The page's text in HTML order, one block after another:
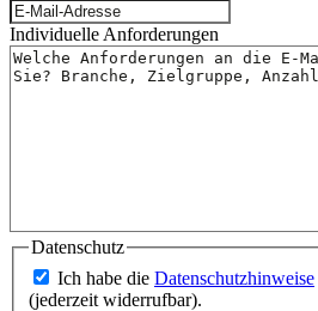
Individuelle Anforderungen
Datenschutz
Ich habe die Datenschutzhinweise
(jederzeit widerrufbar).